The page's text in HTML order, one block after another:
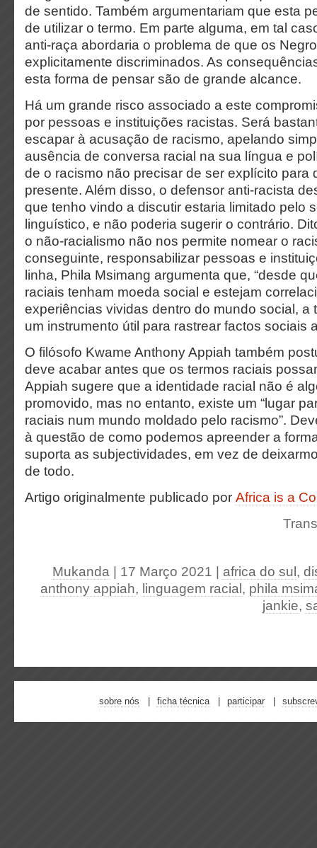
de sentido. Também argumentariam que esta
de utilizar o termo. Em parte alguma, em tal
anti-raça abordaria o problema de que os
explicitamente discriminados. As
esta forma de pensar são de grande alcance.
Há um grande risco associado a este
por pessoas e instituições racistas. Será
escapar à acusação de racismo, apelando
ausência de conversa racial na sua língua e
de o racismo não precisar de ser explícito para
presente. Além disso, o defensor anti-racista
que tenho vindo a discutir estaria limitado pelo
linguístico, e não poderia sugerir o contrário.
o não-racialismo não nos permite nomear o
conseguinte, responsabilizar pessoas e
linha, Phila Msimang argumenta que, “desde
raciais tenham moeda social e estejam
experiências vividas dentro do mundo social, a
um instrumento útil para rastrear factos sociais
O filósofo Kwame Anthony Appiah também
deve acabar antes que os termos raciais
Appiah sugere que a identidade racial não é
promovido, mas no entanto, existe um “lugar
raciais num mundo moldado pelo racismo”.
à questão de como podemos apreender a
suporta as subjectividades, em vez de
de todo.
Artigo originalmente publicado por Africa is a
Mukanda | 17 Março 2021 africa do sul ,
anthony appiah, linguagem racial , phila
jankie,
sobre nós ficha técnica participar